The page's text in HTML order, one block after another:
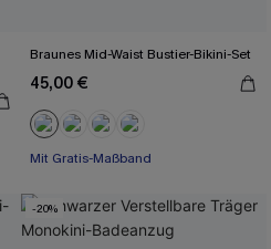
Braunes Mid-Waist Bustier-Bikini-Set
45,00 €
Mit Gratis-Maßband
Nahtlos
-20%